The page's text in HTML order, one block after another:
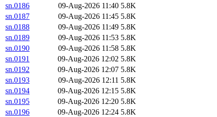
sn.0186
09-Aug-2026 11:40 5.8K
sn.0187
09-Aug-2026 11:45 5.8K
sn.0188
09-Aug-2026 11:49 5.8K
sn.0189
09-Aug-2026 11:53 5.8K
sn.0190
09-Aug-2026 11:58 5.8K
sn.0191
09-Aug-2026 12:02 5.8K
sn.0192
09-Aug-2026 12:07 5.8K
sn.0193
09-Aug-2026 12:11 5.8K
sn.0194
09-Aug-2026 12:15 5.8K
sn.0195
09-Aug-2026 12:20 5.8K
sn.0196
09-Aug-2026 12:24 5.8K